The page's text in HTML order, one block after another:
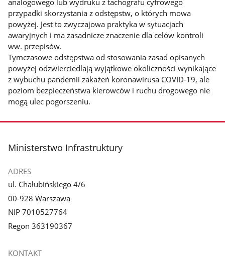
analogowego lub wydruku z tachografu cyfrowego
przypadki skorzystania z odstępstw, o których mowa
powyżej. Jest to zwyczajowa praktyka w sytuacjach
awaryjnych i ma zasadnicze znaczenie dla celów kontroli
ww. przepisów.
Tymczasowe odstępstwa od stosowania zasad opisanych
powyżej odzwierciedlają wyjątkowe okoliczności wynikające
z wybuchu pandemii zakażeń koronawirusa COVID-19, ale
poziom bezpieczeństwa kierowców i ruchu drogowego nie
mogą ulec pogorszeniu.
stopka
Ministerstwo Infrastruktury
ADRES
ul. Chałubińskiego 4/6
00-928 Warszawa
NIP 7010527764
Regon 363190367
KONTAKT